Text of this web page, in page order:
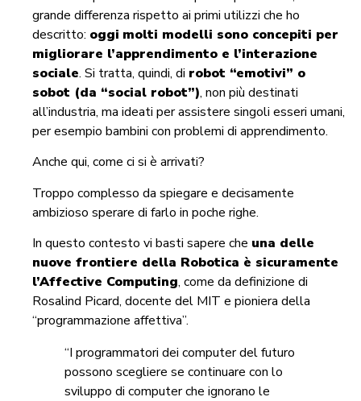
grande differenza rispetto ai primi utilizzi che ho
descritto: oggi molti modelli sono concepiti per
migliorare l’apprendimento e l’interazione
sociale. Si tratta, quindi, di robot “emotivi” o
sobot (da “social robot”), non più destinati
all’industria, ma ideati per assistere singoli esseri umani,
per esempio bambini con problemi di apprendimento.
Anche qui, come ci si è arrivati?
Troppo complesso da spiegare e decisamente
ambizioso sperare di farlo in poche righe.
In questo contesto vi basti sapere che una delle
nuove frontiere della Robotica è sicuramente
l’Affective Computing, come da definizione di
Rosalind Picard, docente del MIT e pioniera della
“programmazione affettiva”.
“I programmatori dei computer del futuro
possono scegliere se continuare con lo
sviluppo di computer che ignorano le